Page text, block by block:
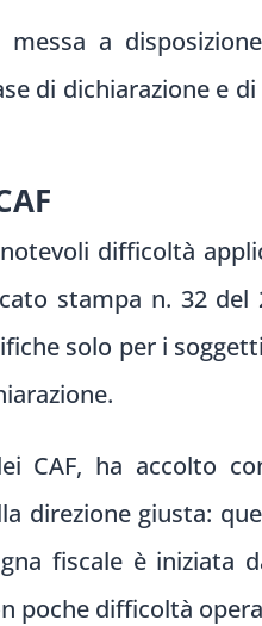
a
di dichiarazione e
difficoltà
stampa n. 32 del
solo per i
CAF, ha accolto
direzione giusta:
fiscale è iniziata
poche difficoltà